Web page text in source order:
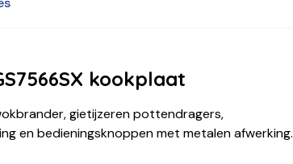
kookplaat
gietijzeren pottendragers,
en bedieningsknoppen met metalen afwerking.